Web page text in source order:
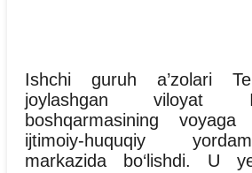
Ishchi guruh a’zolari
joylashgan viloyat
boshqarmasining voyaga
ijtimoiy-huquqiy
markazida bo‘lishdi. U